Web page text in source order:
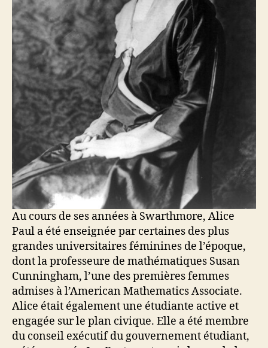
Au cours de ses années à Swarthmore, Alice
Paul a été enseignée par certaines des plus
grandes universitaires féminines de l’époque,
dont la professeure de mathématiques Susan
Cunningham, l’une des premières femmes
admises à l’American Mathematics Associate.
Alice était également une étudiante active et
engagée sur le plan civique. Elle a été membre
du conseil exécutif du gouvernement étudiant,